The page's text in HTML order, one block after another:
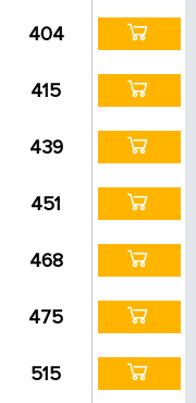
404
415
439
451
468
475
515